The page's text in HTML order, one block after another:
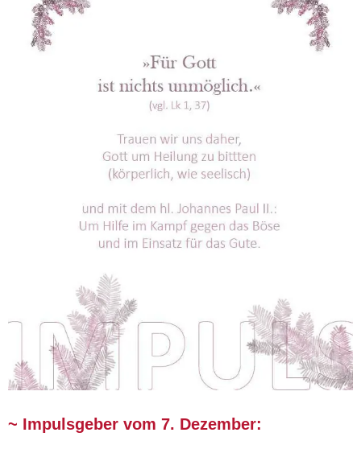
~ Impulsgeber vom 7. Dezember: